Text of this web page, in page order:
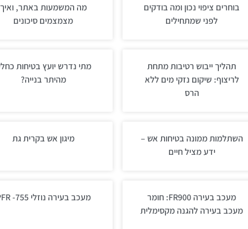
בוחרים ציפוי נכון ומה בודקים
לפני שמתחילים
מה המשמעות באתר, ואיך
מצמצמים סיכונים
תהליך ייבוש רטיבות מתחת
לריצוף: שיקום נזקי מים ללא
הרס
מתי נדרש יועץ בטיחות
מהיתר בנייה?
השתלמות ממונה בטיחות אש –
ידע מציל חיים
מיגון אש בקרית גת
מעכב בעירה FR900: חומר
מעכב בעירה להגנה מקסימלית
מעכב בעירה נוזלי PFR -755